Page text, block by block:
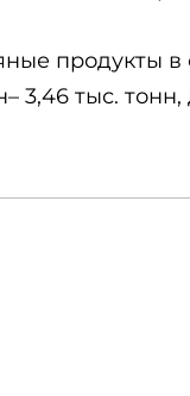
продукты в
3,46 тыс.